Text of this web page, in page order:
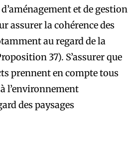
et de gestion
assurer la cohérence des
au regard de la
37). S’assurer que
prennent en compte tous
l’environnement
des paysages